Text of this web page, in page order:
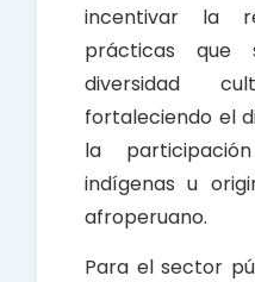
incentivar la
prácticas
diversidad
fortaleciendo el
la
indígenas u
afroperuano.
Para el sector